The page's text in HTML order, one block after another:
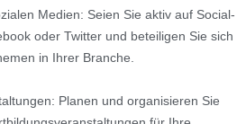
Medien: Seien Sie aktiv auf Social-
oder Twitter und beteiligen Sie sich
in Ihrer Branche.
Planen und organisieren Sie